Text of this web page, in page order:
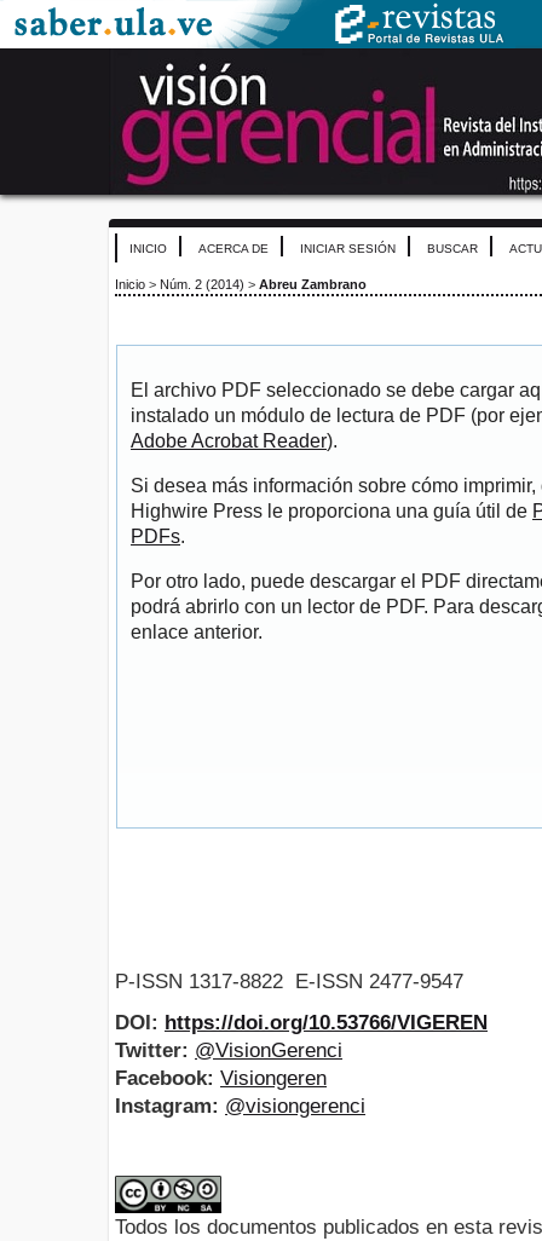
INICIO ACERCA DE INICIAR SESIÓN BUSCAR
Inicio > Núm. 2 (2014) > Abreu Zambrano
El archivo PDF seleccionado se debe cargar
instalado un módulo de lectura de PDF (por
Adobe Acrobat Reader).
Si desea más información sobre cómo
Highwire Press le proporciona una guía útil de
PDFs.
Por otro lado, puede descargar el PDF
podrá abrirlo con un lector de PDF. Para
enlace anterior.
P-ISSN 1317-8822 E-ISSN 2477-9547
DOI: https://doi.org/10.53766/VIGEREN
Twitter: @VisionGerenci
Facebook: Visiongeren
Instagram: @visiongerenci
Todos los documentos publicados en esta